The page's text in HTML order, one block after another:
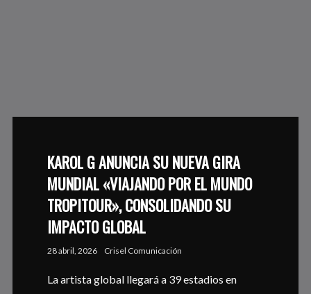
KAROL G ANUNCIA SU NUEVA GIRA
MUNDIAL «VIAJANDO POR EL MUNDO
TROPITOUR», CONSOLIDANDO SU
IMPACTO GLOBAL
28 abril, 2026 Crisel Comunicación
La artista global llegará a 39 estadios en